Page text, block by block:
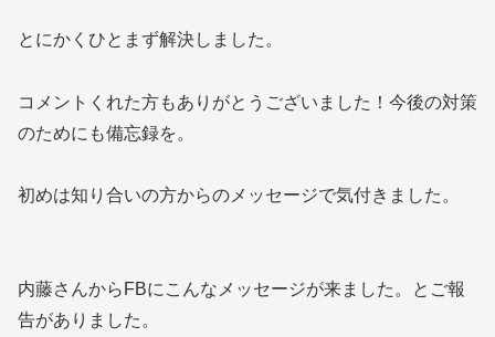
とにかくひとまず解決しました。
コメントくれた方もありがとうございました！今後の対策
のためにも備忘録を。
初めは知り合いの方からのメッセージで気付きました。
内藤さんからFBにこんなメッセージが来ました。とご報
告がありました。